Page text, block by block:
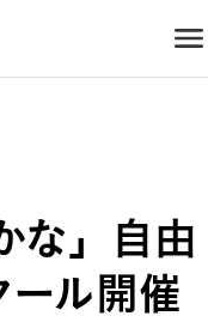
な」自由
ル開催